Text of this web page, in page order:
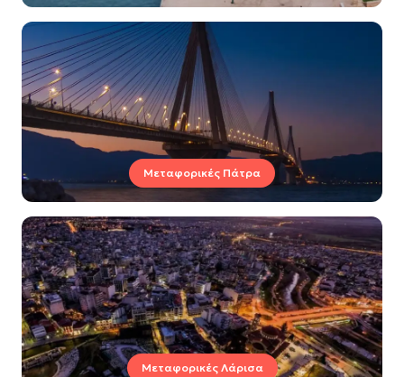
Μεταφορικές Πάτρα
Μεταφορικές Λάρισα